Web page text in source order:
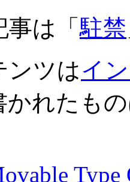
事は「駐禁
ンツはイ
かれたも
Type